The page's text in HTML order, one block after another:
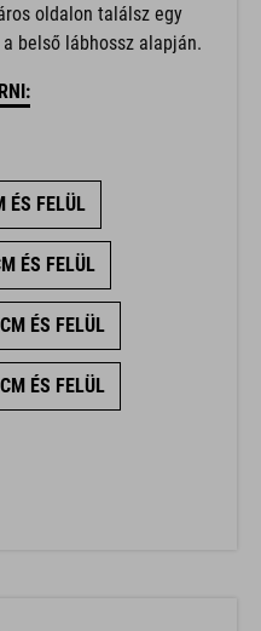
oldalon találsz egy
belső lábhossz alapján.
ÉS FELÜL
ÉS FELÜL
ÉS FELÜL
ÉS FELÜL